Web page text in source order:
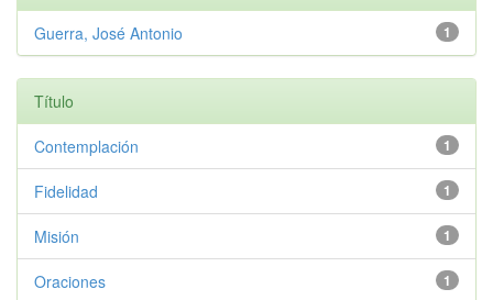
1
Guerra, José Antonio
Título
1
Contemplación
1
Fidelidad
1
Misión
1
Oraciones